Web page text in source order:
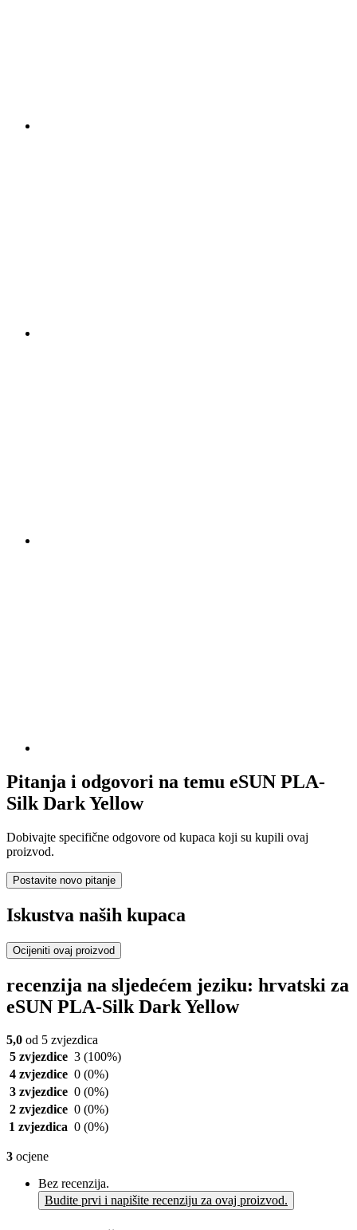
Pitanja i odgovori na temu eSUN PLA-
Silk Dark Yellow
Dobivajte specifične odgovore od kupaca koji su kupili ovaj
proizvod.
Postavite novo pitanje
Iskustva naših kupaca
Ocijeniti ovaj proizvod
recenzija na sljedećem jeziku: hrvatski za
eSUN PLA-Silk Dark Yellow
5,0 od 5 zvjezdica
5 zvjezdice 3 (100%)
4 zvjezdice 0 (0%)
3 zvjezdice 0 (0%)
2 zvjezdice 0 (0%)
1 zvjezdica 0 (0%)
3 ocjene
Bez recenzija.
Budite prvi i napišite recenziju za ovaj proizvod.